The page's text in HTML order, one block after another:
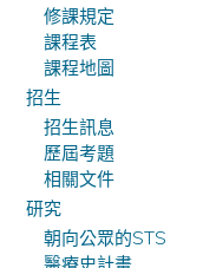
修課規定
課程表
課程地圖
招生
招生訊息
歷屆考題
相關文件
研究
朝向公眾的STS